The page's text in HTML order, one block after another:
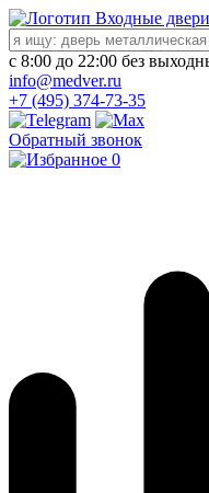
Входные
с 8:00 до 22:00 без
info@medver.ru
+7 (495) 374-73-35
Обратный звонок
0